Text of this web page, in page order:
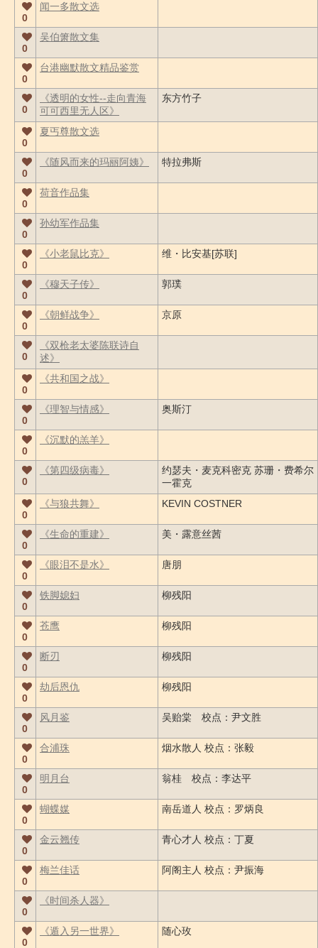
0
闻一多散文选
0
吴伯箫散文集
0
台港幽默散文精品鉴赏
0
《透明的女性--走向青海
可可西里无人区》
东方竹子
0
夏丐尊散文选
0
《随风而来的玛丽阿姨》 特拉弗斯
0
荷音作品集
0
孙幼军作品集
0
《小老鼠比克》 维・比安基[苏联]
0
《穆天子传》 郭璞
0
《朝鲜战争》 京原
0
《双枪老太婆陈联诗自
述》
0
《共和国之战》
0
《理智与情感》 奥斯汀
0
《沉默的羔羊》
0
《第四级病毒》
约瑟夫・麦克科密克 苏珊・费希尔
一霍克
0
《与狼共舞》 KEVIN COSTNER
0
《生命的重建》 美・露意丝茜
0
《眼泪不是水》 唐朋
0
铁脚媳妇 柳残阳
0
苍鹰 柳残阳
0
断刃 柳残阳
0
劫后恩仇 柳残阳
0
风月鉴 吴贻棠 校点：尹文胜
0
合浦珠 烟水散人 校点：张毅
0
明月台 翁桂 校点：李达平
0
蝴蝶媒 南岳道人 校点：罗炳良
0
金云翘传 青心才人 校点：丁夏
0
梅兰佳话 阿阁主人 校点：尹振海
0
《时间杀人器》
0
《遁入另一世界》 随心玫